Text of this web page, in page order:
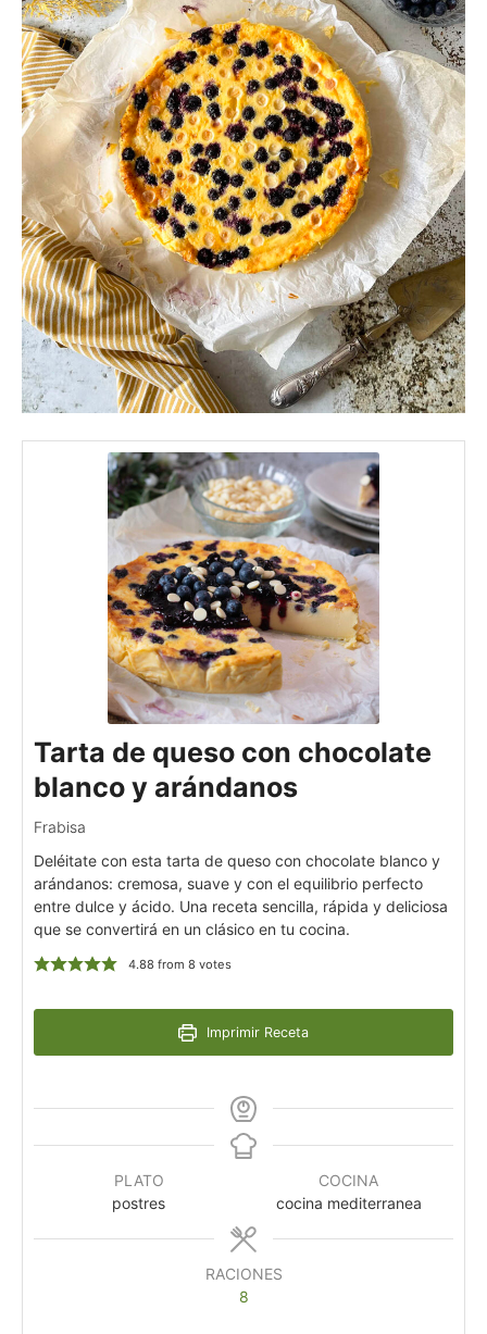
Tarta de queso con chocolate
blanco y arándanos
Frabisa
Deléitate con esta tarta de queso con chocolate blanco y
arándanos: cremosa, suave y con el equilibrio perfecto
entre dulce y ácido. Una receta sencilla, rápida y deliciosa
que se convertirá en un clásico en tu cocina.
4.88 from 8 votes
Imprimir Receta
PLATO
postres
COCINA
cocina mediterranea
RACIONES
8